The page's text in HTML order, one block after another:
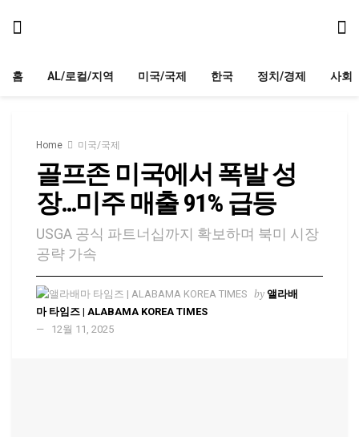
홈 AL/로컬/지역 미국/국제 한국 정치/경제 사회
Home 미국/국제
골프존 미국에서 폭발 성
장…미주 매출 91% 급등
USGA 공식 파트너십까지 확보하며 북미 시장
공략 가속
by 앨라배
마 타임즈 | ALABAMA KOREA TIMES
12월 11, 2025